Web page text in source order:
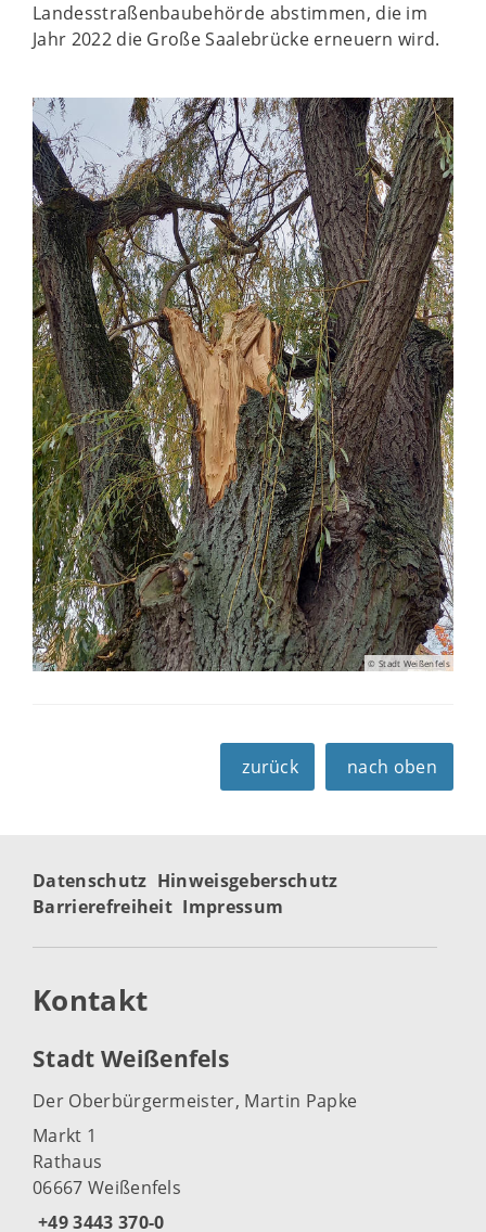
Landesstraßenbaubehörde abstimmen, die im
Jahr 2022 die Große Saalebrücke erneuern wird.
© Stadt Weißenfels
zurück nach oben
Datenschutz Hinweisgeberschutz
Barrierefreiheit Impressum
Kontakt
Stadt Weißenfels
Der Oberbürgermeister, Martin Papke
Markt 1
Rathaus
06667 Weißenfels
+49 3443 370-0